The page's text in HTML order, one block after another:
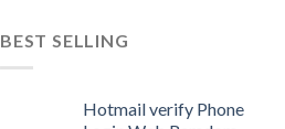
BEST SELLING
Hotmail verify Phone